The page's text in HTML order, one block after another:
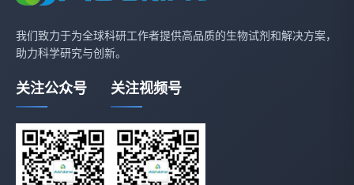
我们致力于为全球科研工作者提供高品质的生物试剂和解决方案，
助力科学研究与创新。
关注公众号 关注视频号